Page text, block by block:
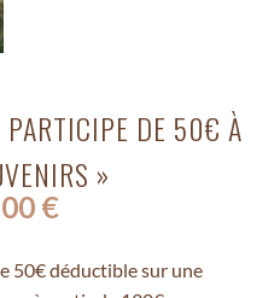
PARTICIPE DE 50€ À
»
€
50€ déductible sur une